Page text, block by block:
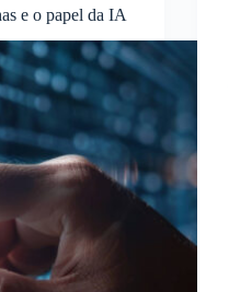
e o papel da IA